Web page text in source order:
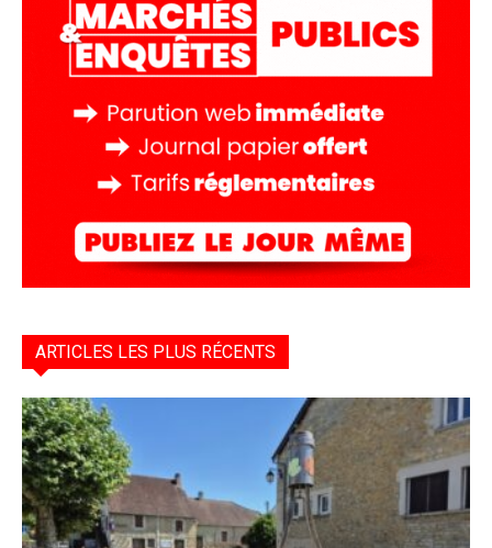
ARTICLES LES PLUS RÉCENTS